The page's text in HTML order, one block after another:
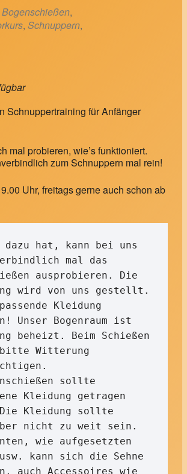
Bogenschießen,
, Schnuppern,
Schnuppertraining für Anfänger
mal probieren, wie’s funktioniert.
zum Schnuppern mal rein!
Uhr, freitags gerne auch schon ab
dazu hat, kann bei uns
mal das
ausprobieren. Die
wird von uns gestellt.
Kleidung
Unser Bogenraum ist
beheizt. Beim Schießen
bitte Witterung
sollte
Kleidung getragen
Kleidung sollte
nicht zu weit sein.
wie aufgesetzten
kann sich die Sehne
auch Accessoires wie